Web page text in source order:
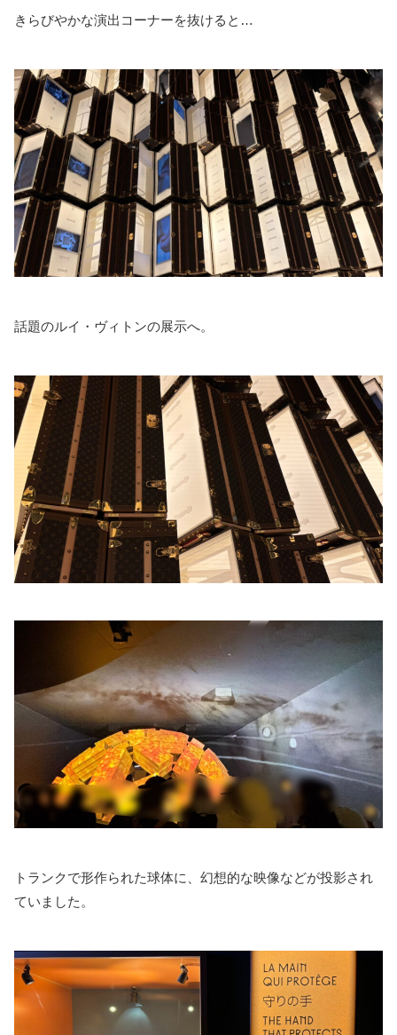
きらびやかな演出コーナーを抜けると…
話題のルイ・ヴィトンの展示へ。
トランクで形作られた球体に、幻想的な映像などが投影され
ていました。